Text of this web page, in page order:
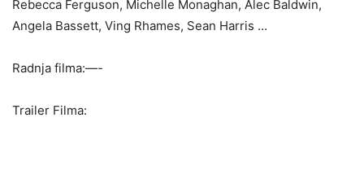
Rebecca Ferguson, Michelle Monaghan, Alec Baldwin,
Angela Bassett, Ving Rhames, Sean Harris …
Radnja filma:—-
Trailer Filma: